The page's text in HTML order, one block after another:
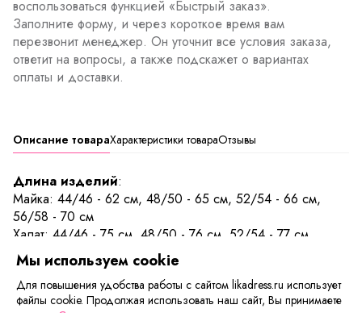
воспользоваться функцией «Быстрый заказ».
Заполните форму, и через короткое время вам
перезвонит менеджер. Он уточнит все условия заказа,
ответит на вопросы, а также подскажет о вариантах
оплаты и доставки.
Описание товараХарактеристики товараОтзывы
Длина изделий:
Майка: 44/46 - 62 см, 48/50 - 65 см, 52/54 - 66 см,
56/58 - 70 см
Халат: 44/46 - 75 см, 48/50 - 76 см, 52/54 - 77 см,
56/58 - 79 см
Брюки: 44/46 - 100 см, 48/50 - 101 см, 52/54 - 102 см,
56/58 - 103 см
Мы используем cookie
Для повышения удобства работы с сайтом likadress.ru использует
файлы cookie. Продолжая использовать наш сайт, Вы принимаете